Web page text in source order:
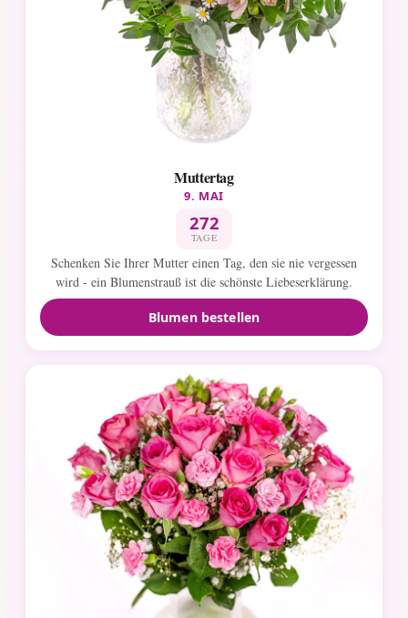
Muttertag
9. MAI
272
TAGE
Schenken Sie Ihrer Mutter einen Tag, den sie nie vergessen
wird - ein Blumenstrauß ist die schönste Liebeserklärung.
Blumen bestellen